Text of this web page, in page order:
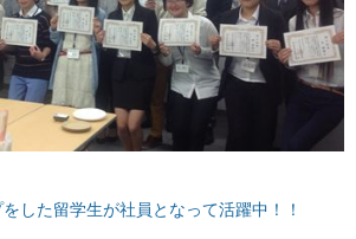
した留学生が社員となって活躍中！！